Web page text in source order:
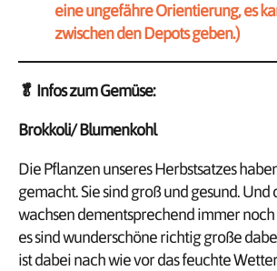
eine ungefähre Orientierung, es
zwischen den Depots geben.)
🥬 Infos zum Gemüse:
Brokkoli/ Blumenkohl
Die Pflanzen unseres Herbstsatzes
gemacht. Sie sind groß und gesund. Und
wachsen dementsprechend immer noch
es sind wunderschöne richtig große
ist dabei nach wie vor das feuchte